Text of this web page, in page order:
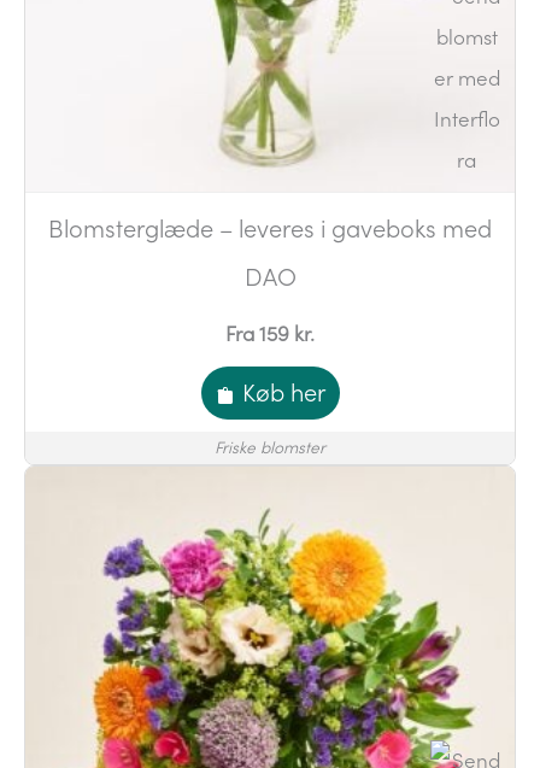
Blomsterglæde – leveres i gaveboks med
DAO
Fra 159 kr.
Køb her
Friske blomster